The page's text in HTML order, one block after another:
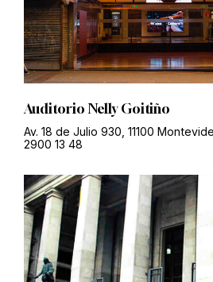
Auditorio Nelly Goitiño
Av. 18 de Julio 930, 11100
2900 13 48